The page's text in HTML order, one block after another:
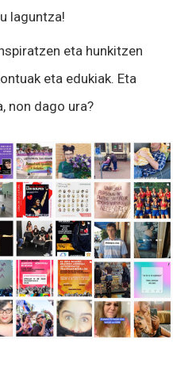
laguntza!
eta hunkitzen
eta edukiak. Eta
non dago ura?